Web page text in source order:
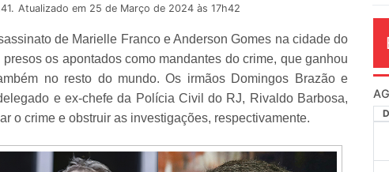
Atualizado em 25 de Março de 2024 às 17h42
de Marielle Franco e Anderson Gomes na cidade do
os apontados como mandantes do crime, que ganhou
no resto do mundo. Os irmãos Domingos Brazão e
e ex-chefe da Polícia Civil do RJ, Rivaldo Barbosa,
o crime e obstruir as investigações, respectivamente.